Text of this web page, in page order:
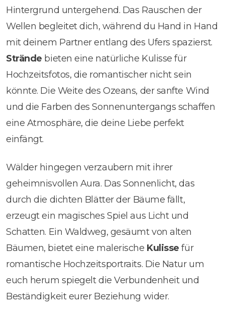
Hintergrund untergehend. Das Rauschen der
Wellen begleitet dich, während du Hand in Hand
mit deinem Partner entlang des Ufers spazierst.
Strände bieten eine natürliche Kulisse für
Hochzeitsfotos, die romantischer nicht sein
könnte. Die Weite des Ozeans, der sanfte Wind
und die Farben des Sonnenuntergangs schaffen
eine Atmosphäre, die deine Liebe perfekt
einfängt.
Wälder hingegen verzaubern mit ihrer
geheimnisvollen Aura. Das Sonnenlicht, das
durch die dichten Blätter der Bäume fällt,
erzeugt ein magisches Spiel aus Licht und
Schatten. Ein Waldweg, gesäumt von alten
Bäumen, bietet eine malerische Kulisse für
romantische Hochzeitsportraits. Die Natur um
euch herum spiegelt die Verbundenheit und
Beständigkeit eurer Beziehung wider.